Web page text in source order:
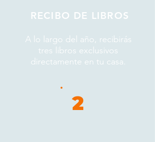
RECIBO DE LIBROS
A lo largo del año, recibirás
tres libros exclusivos
directamente en tu casa.
2